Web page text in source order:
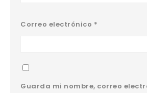
Correo electrónico *
Guarda mi nombre, correo